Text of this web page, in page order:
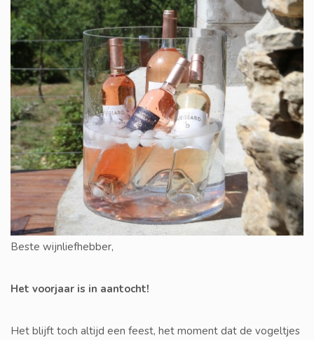
Beste wijnliefhebber,
Het voorjaar is in aantocht!
Het blijft toch altijd een feest, het moment dat de vogeltjes